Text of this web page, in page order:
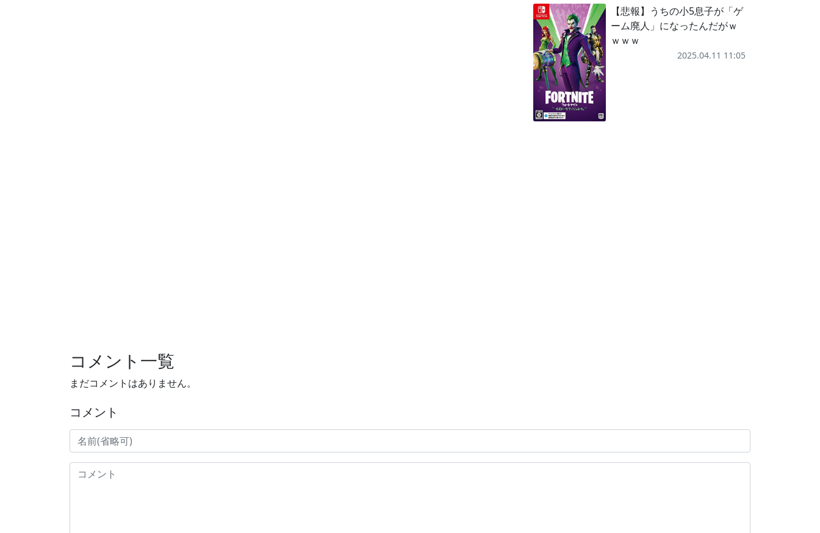
【悲報】うちの小5息子が「ゲ
ーム廃人」になったんだがｗ
ｗｗｗ
2025.04.11 11:05
コメント一覧
まだコメントはありません。
コメント